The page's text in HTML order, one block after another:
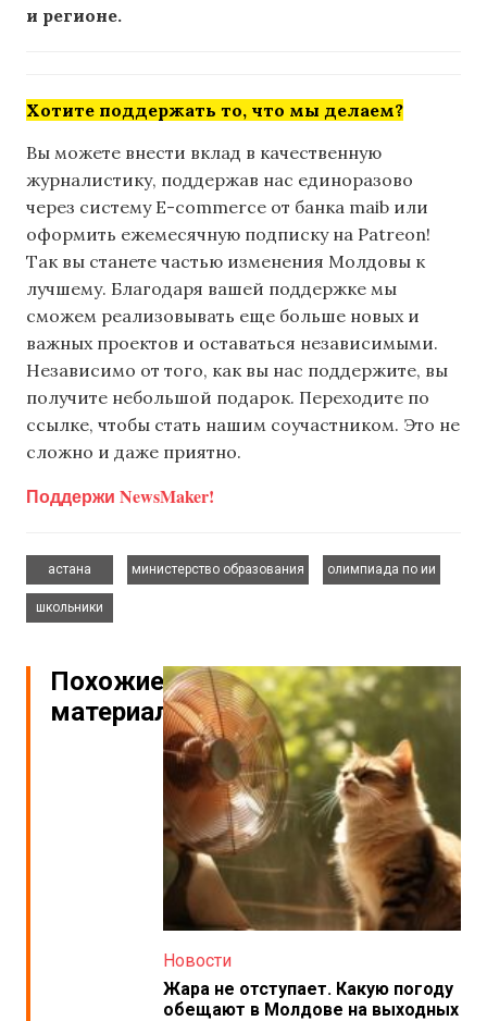
и регионе.
Хотите поддержать то, что мы делаем?
Вы можете внести вклад в качественную
журналистику, поддержав нас единоразово
через систему E-commerce от банка maib или
оформить ежемесячную подписку на Patreon!
Так вы станете частью изменения Молдовы к
лучшему. Благодаря вашей поддержке мы
сможем реализовывать еще больше новых и
важных проектов и оставаться независимыми.
Независимо от того, как вы нас поддержите, вы
получите небольшой подарок. Переходите по
ссылке, чтобы стать нашим соучастником. Это не
сложно и даже приятно.
Поддержи NewsMaker!
астана
министерство образования
олимпиада по ии
школьники
Похожие
материалы
Новости
Жара не отступает. Какую погоду
обещают в Молдове на выходных